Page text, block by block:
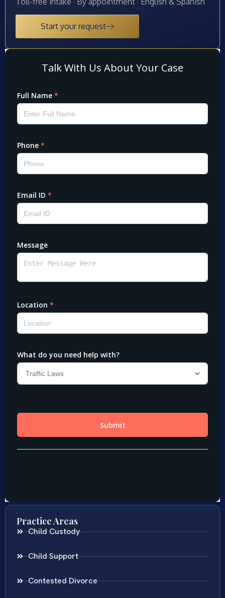
Start your request
Practice Areas
Child Custody
Child Support
Contested Divorce